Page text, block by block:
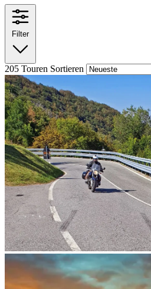
Filter
205 Touren Sortieren